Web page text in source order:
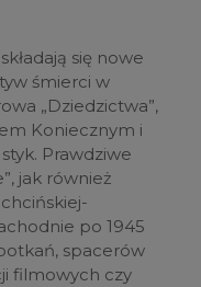
się nowe
śmierci w
„Dziedzictwa”,
Koniecznym i
Prawdziwe
jak również
po 1945
spacerów
filmowych czy